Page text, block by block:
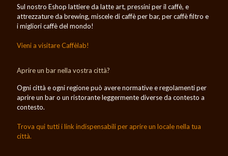
Sul nostro Eshop lattiere da latte art, pressini per il caffè, e
attrezzature da brewing, miscele di caffè per bar, per caffè filtro e
i migliori caffè del mondo!
Vieni a visitare Caffèlab!
Aprire un bar nella vostra città?
Ogni città e ogni regione può avere normative e regolamenti per
aprire un bar o un ristorante leggermente diverse da contesto a
contesto.
Trova qui tutti i link indispensabili per aprire un locale nella tua
città.